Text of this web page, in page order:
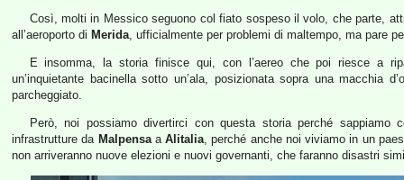
Così, molti in Messico seguono col fiato sospeso il volo, che parte,
all’aeroporto di Merida, ufficialmente per problemi di maltempo, ma pare
E insomma, la storia finisce qui, con l’aereo che poi riesce a
un’inquietante bacinella sotto un’ala, posizionata sopra una macchia
parcheggiato.
Però, noi possiamo divertirci con questa storia perché
infrastrutture da MalpensaaAlitalia, perché anche noi viviamo in un
non arriveranno nuove elezioni e nuovi governanti, che faranno disastri